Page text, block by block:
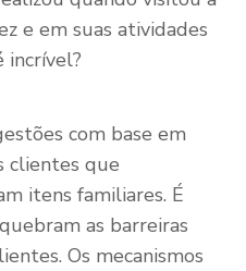
e em suas atividades
incrível?
com base em
clientes que
itens familiares. É
as barreiras
Os mecanismos